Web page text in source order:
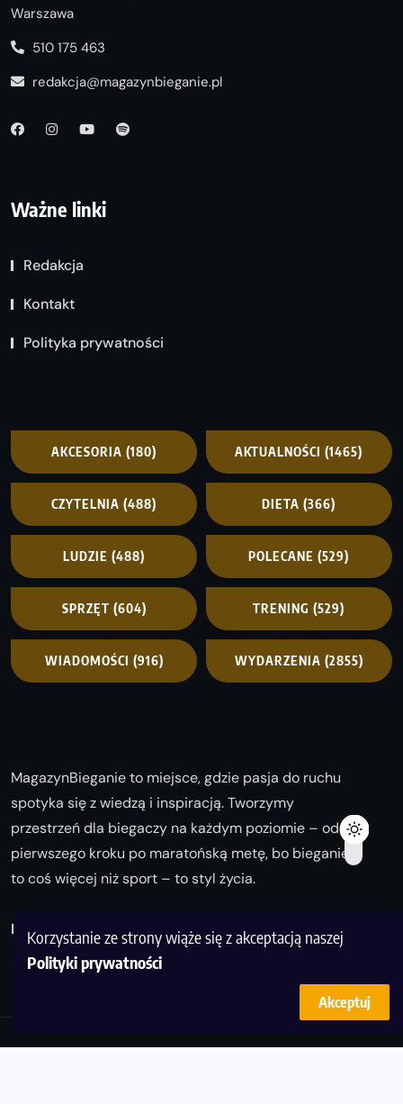
Korzystanie ze strony wiąże się z akceptacją naszej
Polityki prywatności
Akceptuj
Warszawa
510 175 463
redakcja@magazynbieganie.pl
Ważne linki
Redakcja
Kontakt
Polityka prywatności
AKCESORIA (180) AKTUALNOŚCI (1465)
CZYTELNIA (488) DIETA (366)
LUDZIE (488) POLECANE (529)
SPRZĘT (604) TRENING (529)
WIADOMOŚCI (916) WYDARZENIA (2855)
MagazynBieganie to miejsce, gdzie pasja do ruchu
spotyka się z wiedzą i inspiracją. Tworzymy
przestrzeń dla biegaczy na każdym poziomie – od
pierwszego kroku po maratońską metę, bo bieganie
to coś więcej niż sport – to styl życia.
Biegaj z nami i odkrywaj swoją najlepszą wersję!